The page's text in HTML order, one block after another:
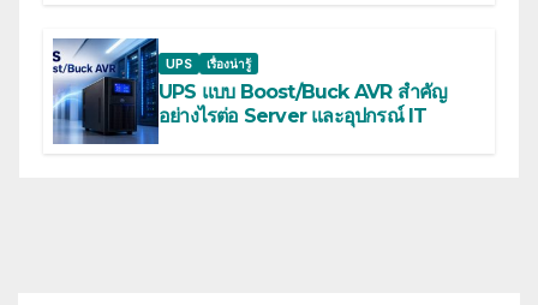
UPS เรื่องน่ารู้
UPS แบบ Boost/Buck AVR สำคัญ
อย่างไรต่อ Server และอุปกรณ์ IT